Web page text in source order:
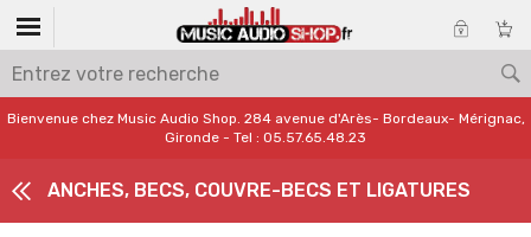
Bienvenue chez Music Audio Shop. 284 avenue d'Arès- Bordeaux- Mérignac,
Gironde - Tel : 05.57.65.48.23
ANCHES, BECS, COUVRE-BECS ET LIGATURES